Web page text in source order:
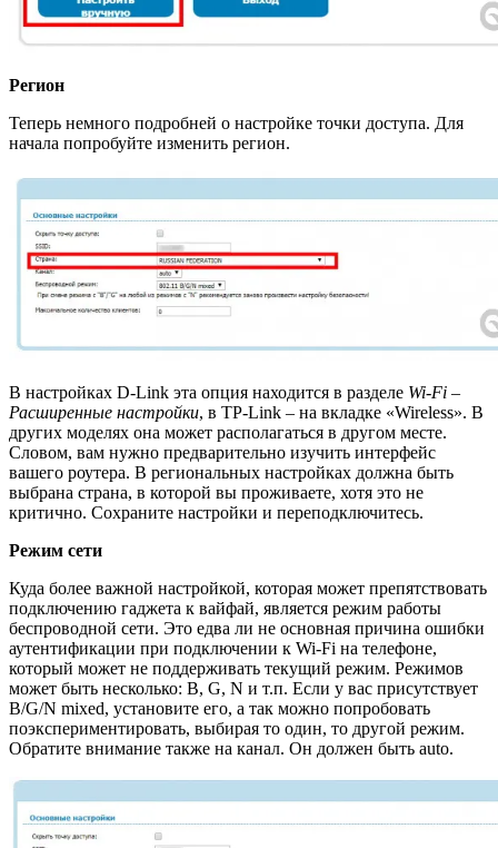
Регион
Теперь немного подробней о настройке точки доступа. Для
начала попробуйте изменить регион.
В настройках D-Link эта опция находится в разделе Wi-Fi –
Расширенные настройки, в TP-Link – на вкладке «Wireless». В
других моделях она может располагаться в другом месте.
Словом, вам нужно предварительно изучить интерфейс
вашего роутера. В региональных настройках должна быть
выбрана страна, в которой вы проживаете, хотя это не
критично. Сохраните настройки и переподключитесь.
Режим сети
Куда более важной настройкой, которая может препятствовать
подключению гаджета к вайфай, является режим работы
беспроводной сети. Это едва ли не основная причина ошибки
аутентификации при подключении к Wi-Fi на телефоне,
который может не поддерживать текущий режим. Режимов
может быть несколько: B, G, N и т.п. Если у вас присутствует
B/G/N mixed, установите его, а так можно попробовать
поэкспериментировать, выбирая то один, то другой режим.
Обратите внимание также на канал. Он должен быть auto.